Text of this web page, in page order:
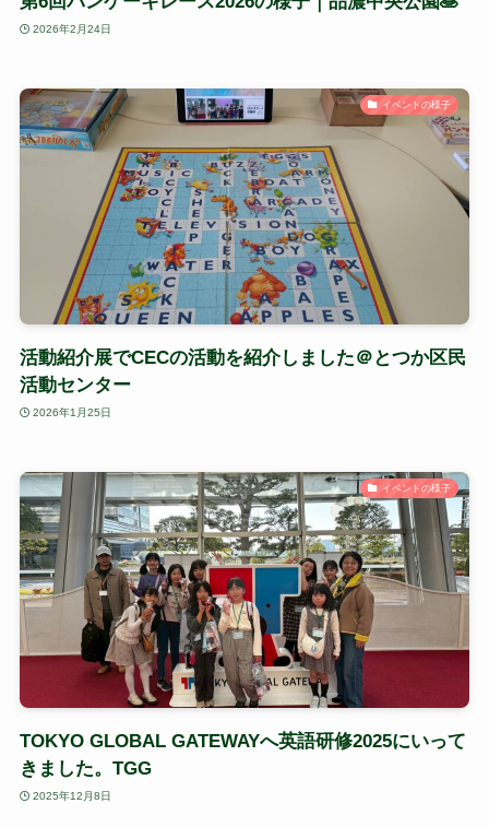
2026年2月24日
イベントの様子
活動紹介展でCECの活動を紹介しました＠とつか区民
活動センター
2026年1月25日
イベントの様子
TOKYO GLOBAL GATEWAYへ英語研修2025にいって
きました。TGG
2025年12月8日